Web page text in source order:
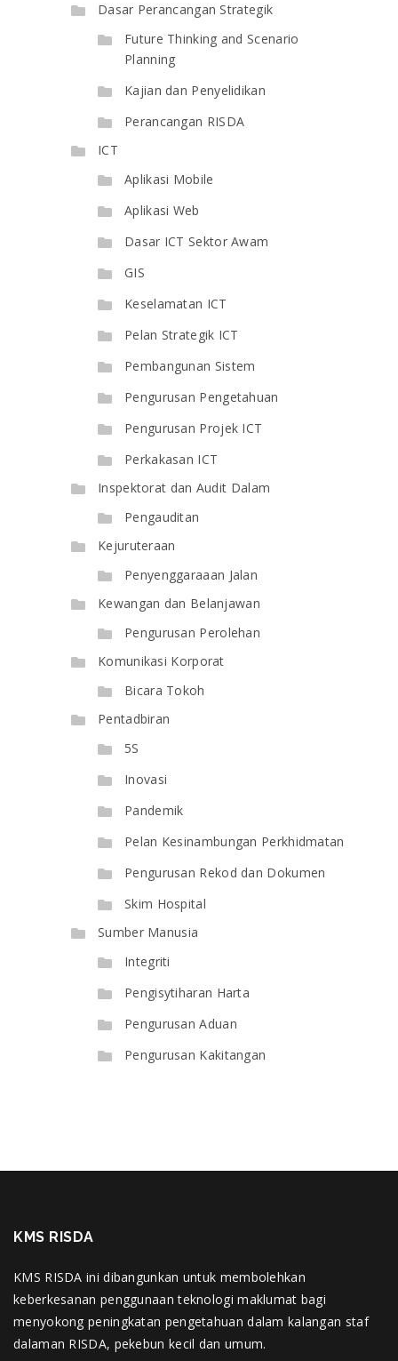
Dasar Perancangan Strategik
Future Thinking and Scenario
Planning
Kajian dan Penyelidikan
Perancangan RISDA
ICT
Aplikasi Mobile
Aplikasi Web
Dasar ICT Sektor Awam
GIS
Keselamatan ICT
Pelan Strategik ICT
Pembangunan Sistem
Pengurusan Pengetahuan
Pengurusan Projek ICT
Perkakasan ICT
Inspektorat dan Audit Dalam
Pengauditan
Kejuruteraan
Penyenggaraaan Jalan
Kewangan dan Belanjawan
Pengurusan Perolehan
Komunikasi Korporat
Bicara Tokoh
Pentadbiran
5S
Inovasi
Pandemik
Pelan Kesinambungan Perkhidmatan
Pengurusan Rekod dan Dokumen
Skim Hospital
Sumber Manusia
Integriti
Pengisytiharan Harta
Pengurusan Aduan
Pengurusan Kakitangan
KMS RISDA
KMS RISDA ini dibangunkan untuk membolehkan
keberkesanan penggunaan teknologi maklumat bagi
menyokong peningkatan pengetahuan dalam kalangan staf
dalaman RISDA, pekebun kecil dan umum.